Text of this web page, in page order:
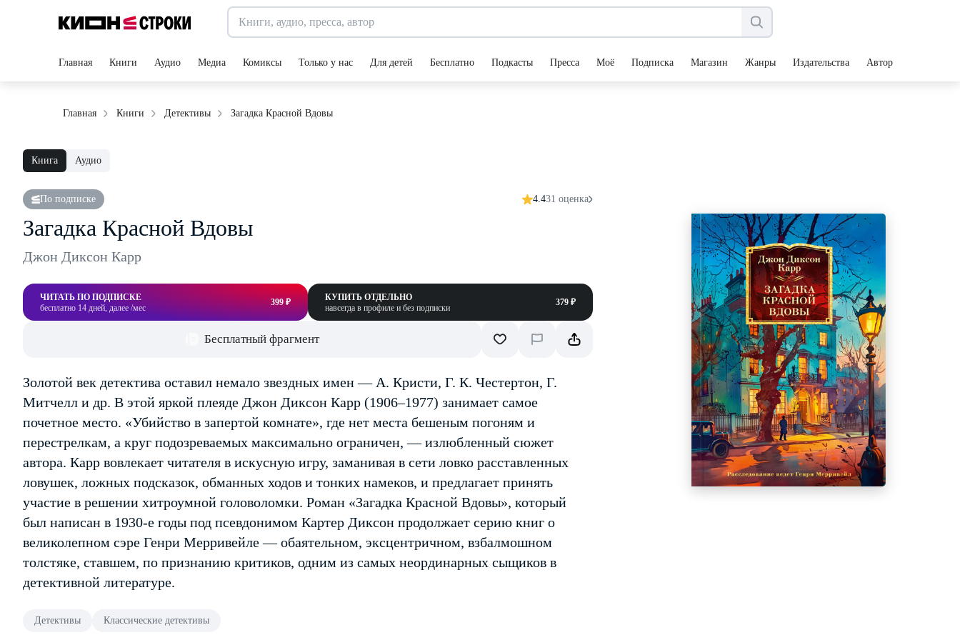
Главная Книги Аудио Медиа Комиксы Только у нас Для детей Бесплатно Подкасты Пресса Моё Подписка Магазин Жанры Издательства Авторы
Главная Книги Детективы Загадка Красной Вдовы
Книга Аудио
По подписке 4.431 оценка
Загадка Красной Вдовы
Джон Диксон Карр
ЧИТАТЬ ПО ПОДПИСКЕ
бесплатно 14 дней, далее /мес
399 ₽
КУПИТЬ ОТДЕЛЬНО
навсегда в профиле и без подписки
379 ₽
Бесплатный фрагмент
Золотой век детектива оставил немало звездных имен — А. Кристи, Г. К. Честертон, Г.
Митчелл и др. В этой яркой плеяде Джон Диксон Карр (1906–1977) занимает самое
почетное место. «Убийство в запертой комнате», где нет места бешеным погоням и
перестрелкам, а круг подозреваемых максимально ограничен, — излюбленный сюжет
автора. Карр вовлекает читателя в искусную игру, заманивая в сети ловко расставленных
ловушек, ложных подсказок, обманных ходов и тонких намеков, и предлагает принять
участие в решении хитроумной головоломки. Роман «Загадка Красной Вдовы», который
был написан в 1930-е годы под псевдонимом Картер Диксон продолжает серию книг о
великолепном сэре Генри Мерривейле — обаятельном, эксцентричном, взбалмошном
толстяке, ставшем, по признанию критиков, одним из самых неординарных сыщиков в
детективной литературе.
Детективы Классические детективы